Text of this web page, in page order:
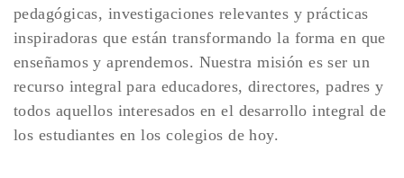
pedagógicas, investigaciones relevantes y prácticas
inspiradoras que están transformando la forma en que
enseñamos y aprendemos. Nuestra misión es ser un
recurso integral para educadores, directores, padres y
todos aquellos interesados en el desarrollo integral de
los estudiantes en los colegios de hoy.